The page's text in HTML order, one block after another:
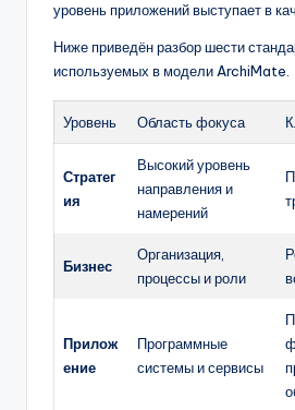
уровень приложений выступает в
Ниже приведён разбор шести
используемых в модели ArchiMate.
Уровень Область фокуса
Стратег
ия
Высокий уровень
направления и
намерений
Бизнес
Организация,
процессы и роли
Прилож
ение
Программные
системы и сервисы